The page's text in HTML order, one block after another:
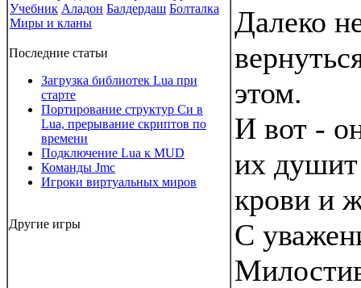
Учебник Аладон Балдердаш Болталка
Миры и кланы
Последние статьи
Загрузка библиотек Lua при
старте
Портирование структур Си в
Lua, прерывание скриптов по
времени
Подключение Lua к MUD
Команды Jmc
Игроки виртуальных миров
Другие игры
Далеко
этом.
И вот -
их
крови и
С